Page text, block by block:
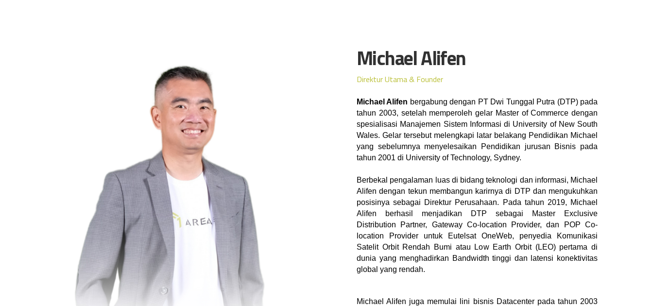
Michael Alifen
Direktur Utama & Founder
Michael Alifen bergabung dengan PT Dwi Tunggal Putra (DTP) pada
tahun 2003, setelah memperoleh gelar Master of Commerce dengan
spesialisasi Manajemen Sistem Informasi di University of New South
Wales. Gelar tersebut melengkapi latar belakang Pendidikan Michael
yang sebelumnya menyelesaikan Pendidikan jurusan Bisnis pada
tahun 2001 di University of Technology, Sydney.
Berbekal pengalaman luas di bidang teknologi dan informasi, Michael
Alifen dengan tekun membangun karirnya di DTP dan mengukuhkan
posisinya sebagai Direktur Perusahaan. Pada tahun 2019, Michael
Alifen berhasil menjadikan DTP sebagai Master Exclusive
Distribution Partner, Gateway Co-location Provider, dan POP Co-
location Provider untuk Eutelsat OneWeb, penyedia Komunikasi
Satelit Orbit Rendah Bumi atau Low Earth Orbit (LEO) pertama di
dunia yang menghadirkan Bandwidth tinggi dan latensi konektivitas
global yang rendah.
Michael Alifen juga memulai lini bisnis Datacenter pada tahun 2003